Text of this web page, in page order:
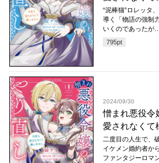
“泥棒猫”ロレッタ
導く「物語の強制
いくのであったが
795pt
2024/09/30
憎まれ悪役
愛されなくて
二度目の人生で、
イケメン婚約者
ファンタジーロマ